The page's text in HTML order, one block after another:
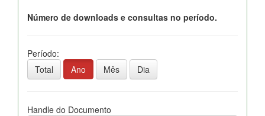
Número de downloads e consultas no período.
Período:
Total
Ano Mês Dia
Handle do Documento